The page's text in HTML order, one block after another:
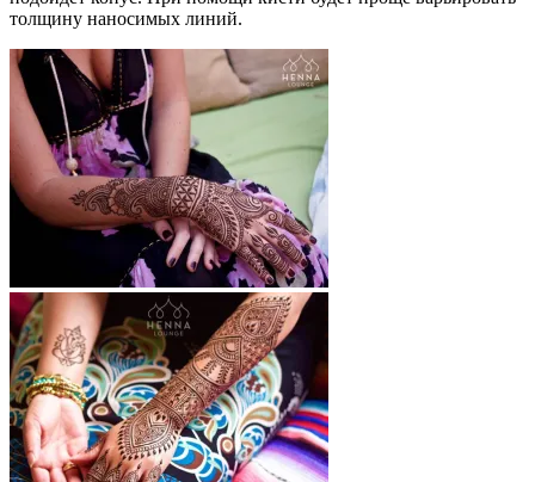
толщину наносимых линий.